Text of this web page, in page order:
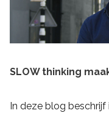
SLOW thinking
In deze blog